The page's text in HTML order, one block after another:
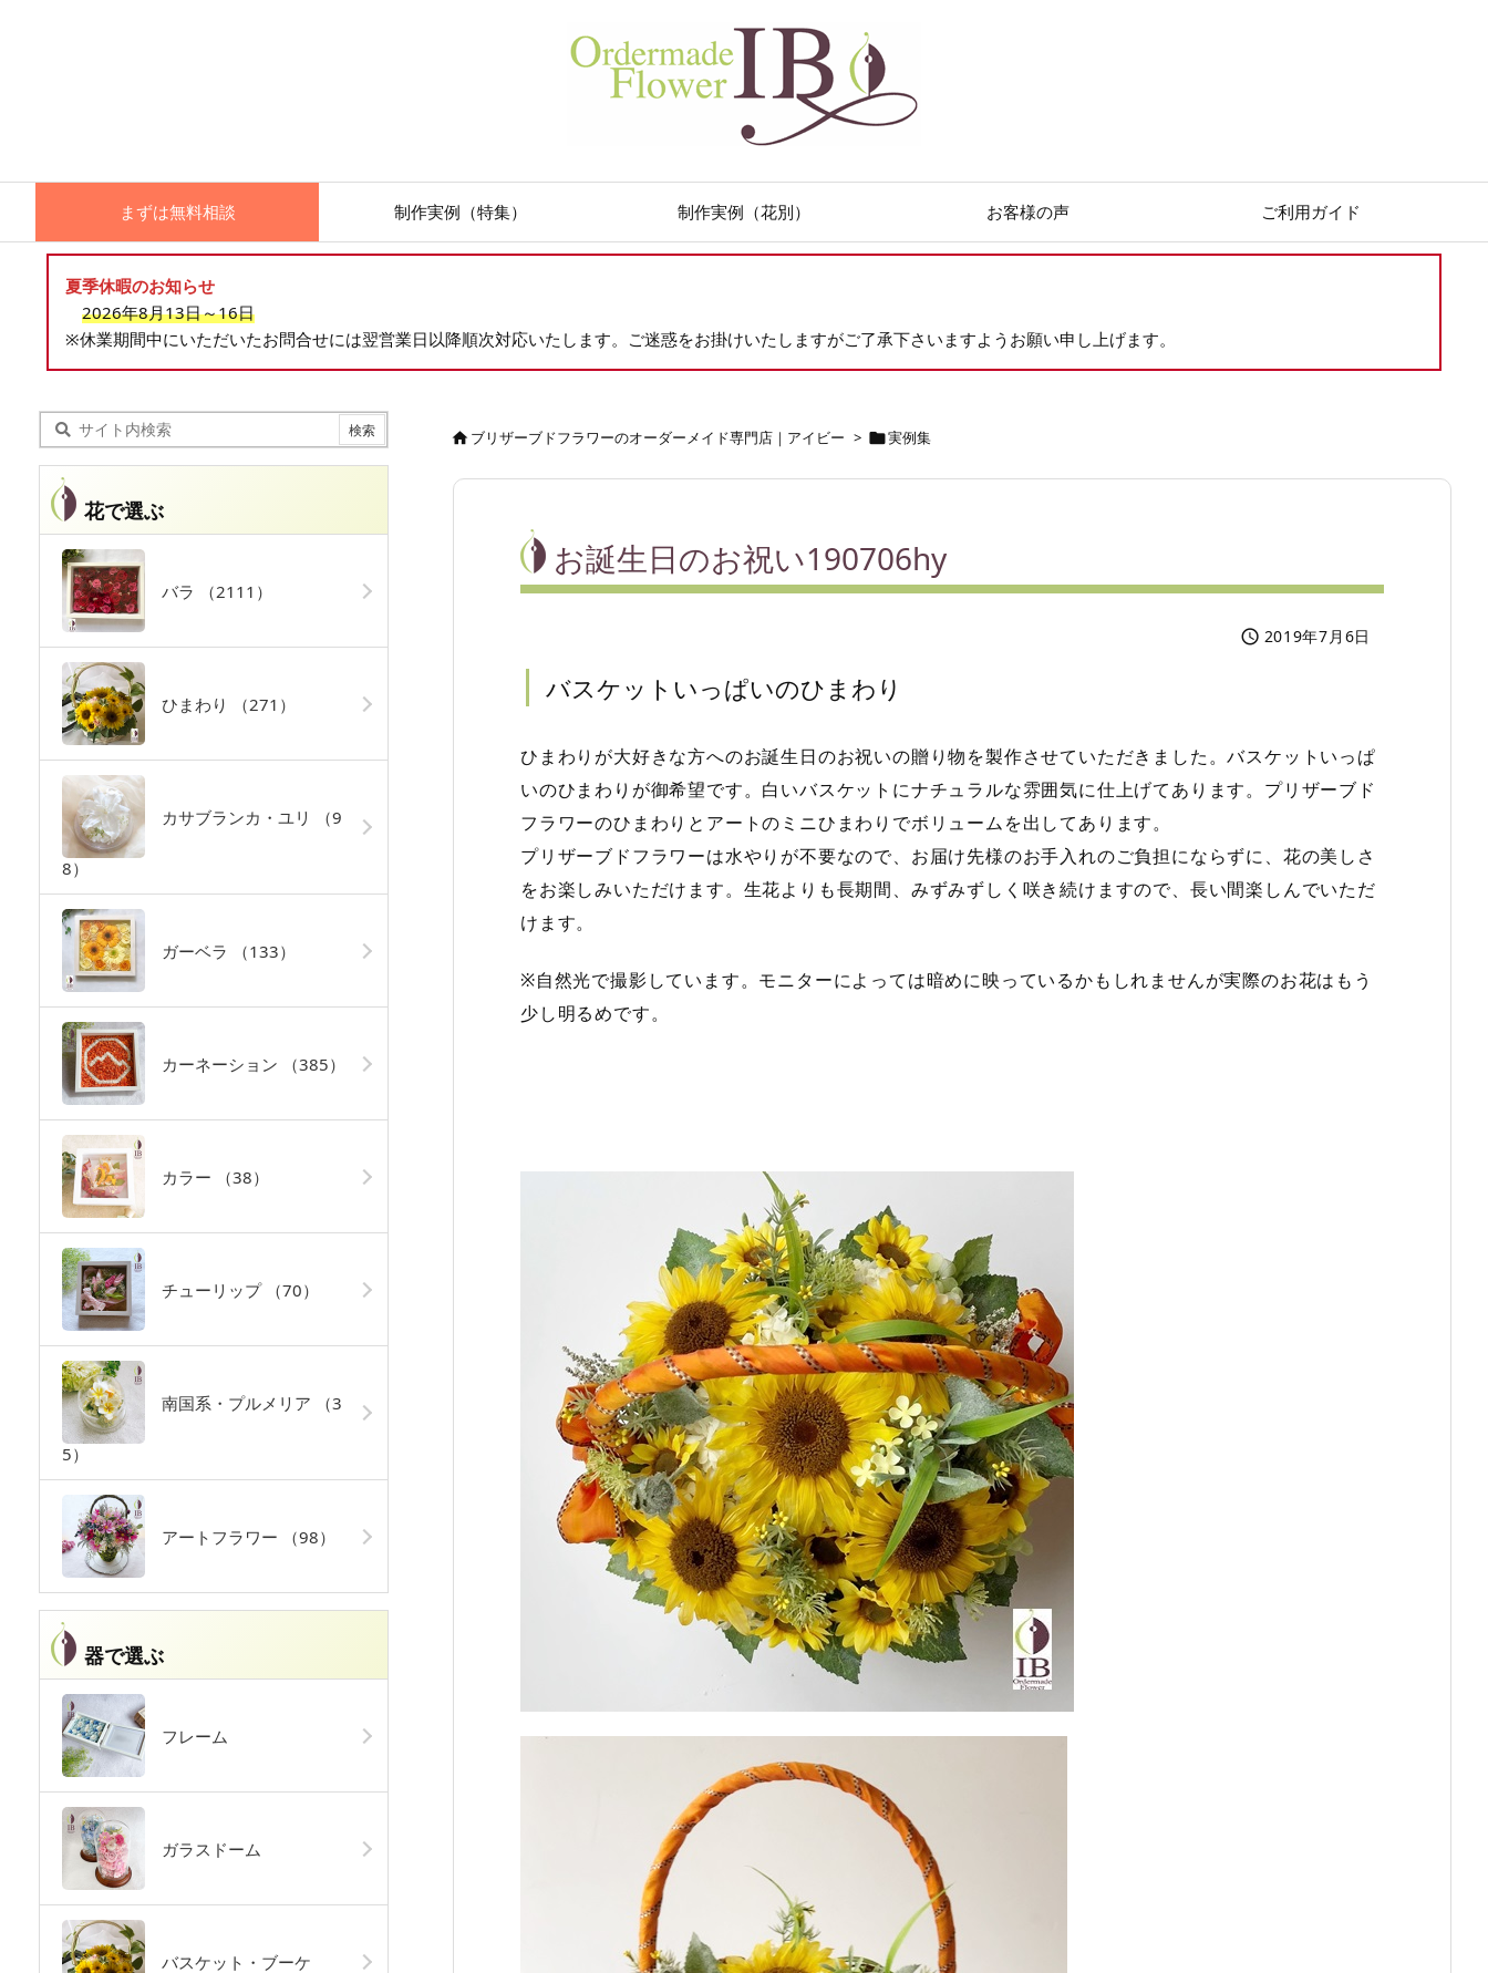
まずは無料相談 制作実例（特集） 制作実例（花別） お客様の声 ご利用ガイド
夏季休暇のお知らせ
2026年8月13日～16日
※休業期間中にいただいたお問合せには翌営業日以降順次対応いたします。ご迷惑をお掛けいたしますがご了承下さいますようお願い申し上げます。
ブリザーブドフラワーのオーダーメイド専門店｜アイビー > 実例集
お誕生日のお祝い190706hy
 2019年7月6日
バスケットいっぱいのひまわり
ひまわりが大好きな方へのお誕生日のお祝いの贈り物を製作させていただきました。バスケットいっぱ
いのひまわりが御希望です。白いバスケットにナチュラルな雰囲気に仕上げてあります。プリザーブド
フラワーのひまわりとアートのミニひまわりでボリュームを出してあります。
プリザーブドフラワーは水やりが不要なので、お届け先様のお手入れのご負担にならずに、花の美しさ
をお楽しみいただけます。生花よりも長期間、みずみずしく咲き続けますので、長い間楽しんでいただ
けます。
※自然光で撮影しています。モニターによっては暗めに映っているかもしれませんが実際のお花はもう
少し明るめです。
花で選ぶ
バラ （2111）
ひまわり （271）
カサブランカ・ユリ （9
8）
ガーベラ （133）
カーネーション （385）
カラー （38）
チューリップ （70）
南国系・プルメリア （3
5）
アートフラワー （98）
器で選ぶ
フレーム
ガラスドーム
バスケット・ブーケ